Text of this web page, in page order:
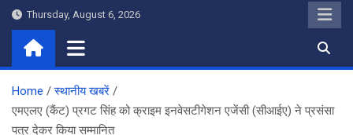
Skip
content
Thursday, August 6, 2026
Home
स्थानीय खबरें
एमएलए (कैंट) प्रगट सिंह को क्राइम इनवेसटीगेशन एजेंसी (सीआईए) ने प्रसंसा
पत्र देकर किया सम्मानित